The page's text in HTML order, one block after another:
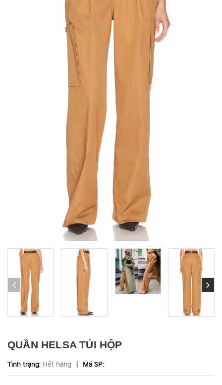
QUẦN HELSA TÚI HỘP
Tình trạng: Hết hàng | Mã SP: